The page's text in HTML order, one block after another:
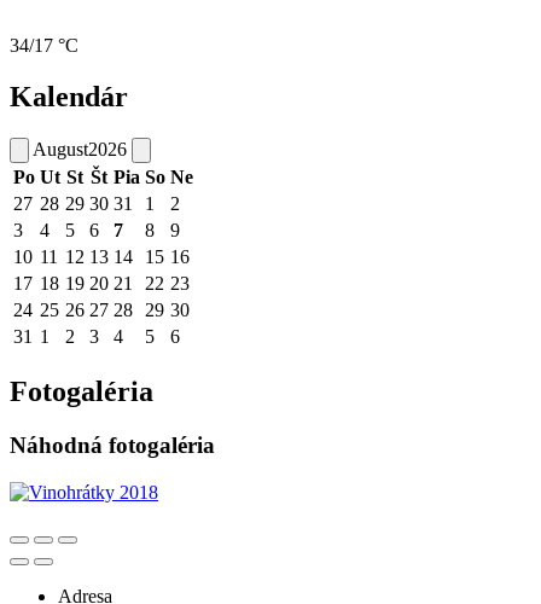
34/17 °C
Kalendár
August2026
Po Ut St Št Pia So Ne
27 28 29 30 31 1
2
3
4 5 6 7 8
9
10 11 12 13 14 15 16
17 18 19 20 21 22 23
24 25 26 27 28 29 30
31 1 2 3 4 5 6
Fotogaléria
Náhodná fotogaléria
Adresa